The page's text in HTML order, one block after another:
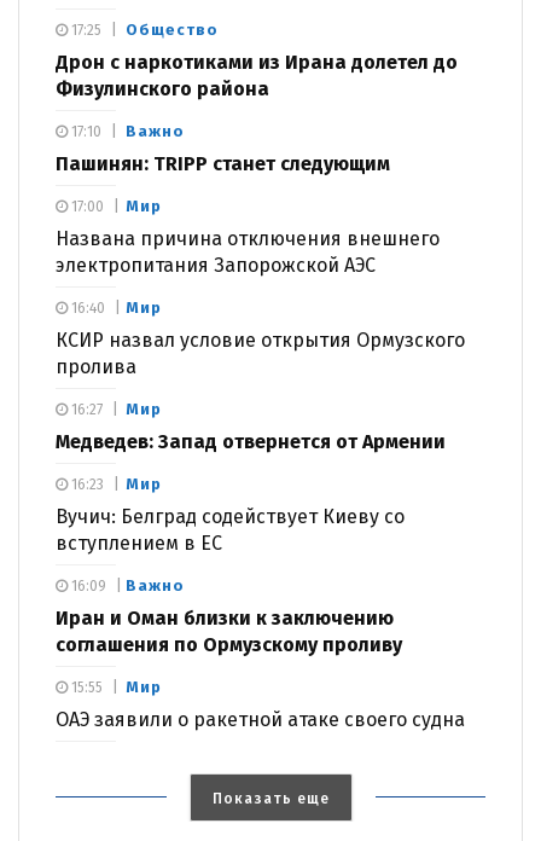
Общество
Дрон с наркотиками из Ирана долетел до
Физулинского района
17:25
Важно
Пашинян: TRIPP станет следующим
17:10
Мир
Названа причина отключения внешнего
электропитания Запорожской АЭС
17:00
Мир
КСИР назвал условие открытия Ормузского
пролива
16:40
Мир
Медведев: Запад отвернется от Армении
16:27
Мир
Вучич: Белград содействует Киеву со
вступлением в ЕС
16:23
Важно
Иран и Оман близки к заключению
соглашения по Ормузскому проливу
16:09
Мир
ОАЭ заявили о ракетной атаке своего судна
15:55
Показать еще